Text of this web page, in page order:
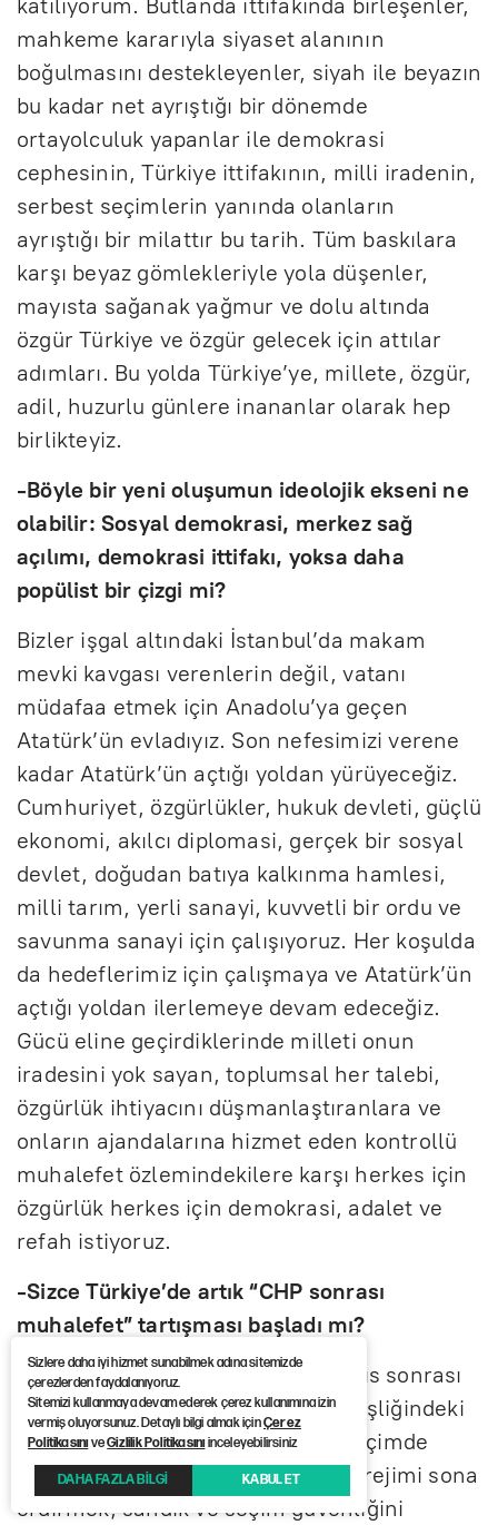
mahkeme kararıyla siyaset alanının
boğulmasını destekleyenler, siyah ile beyazın
bu kadar net ayrıştığı bir dönemde
ortayolculuk yapanlar ile demokrasi
cephesinin, Türkiye ittifakının, milli iradenin,
serbest seçimlerin yanında olanların
ayrıştığı bir milattır bu tarih. Tüm baskılara
karşı beyaz gömlekleriyle yola düşenler,
mayısta sağanak yağmur ve dolu altında
özgür Türkiye ve özgür gelecek için attılar
adımları. Bu yolda Türkiye’ye, millete, özgür,
adil, huzurlu günlere inananlar olarak hep
birlikteyiz.
-Böyle bir yeni oluşumun ideolojik ekseni ne
olabilir: Sosyal demokrasi, merkez sağ
açılımı, demokrasi ittifakı, yoksa daha
popülist bir çizgi mi?
Bizler işgal altındaki İstanbul’da makam
mevki kavgası verenlerin değil, vatanı
müdafaa etmek için Anadolu’ya geçen
Atatürk’ün evladıyız. Son nefesimizi verene
kadar Atatürk’ün açtığı yoldan yürüyeceğiz.
Cumhuriyet, özgürlükler, hukuk devleti, güçlü
ekonomi, akılcı diplomasi, gerçek bir sosyal
devlet, doğudan batıya kalkınma hamlesi,
milli tarım, yerli sanayi, kuvvetli bir ordu ve
savunma sanayi için çalışıyoruz. Her koşulda
da hedeflerimiz için çalışmaya ve Atatürk’ün
açtığı yoldan ilerlemeye devam edeceğiz.
Gücü eline geçirdiklerinde milleti onun
iradesini yok sayan, toplumsal her talebi,
özgürlük ihtiyacını düşmanlaştıranlara ve
onların ajandalarına hizmet eden kontrollü
muhalefet özlemindekilere karşı herkes için
özgürlük herkes için demokrasi, adalet ve
refah istiyoruz.
-Sizce Türkiye’de artık “CHP sonrası
muhalefet” tartışması başladı mı?
Tartışma değil; tam aksine 21 Mayıs sonrası
23 Mayıs’ta CHP’ye yapılan polis eşliğindeki
darbe, muhalefete önümüzdeki seçimde
tümüyle işbirliği şeklinde ceberut rejimi sona
erdirmek, sandık ve seçim güvenliğini
Sizlere daha iyi hizmet sunabilmek adına sitemizde
çerezlerden faydalanıyoruz.
Sitemizi kullanmaya devam ederek çerez kullanımına izin
vermiş oluyorsunuz. Detaylı bilgi almak içinÇerez
PolitikasınıveGizlilik Politikasınıinceleyebilirsiniz
DAHA FAZLA BİLGİ KABUL ET